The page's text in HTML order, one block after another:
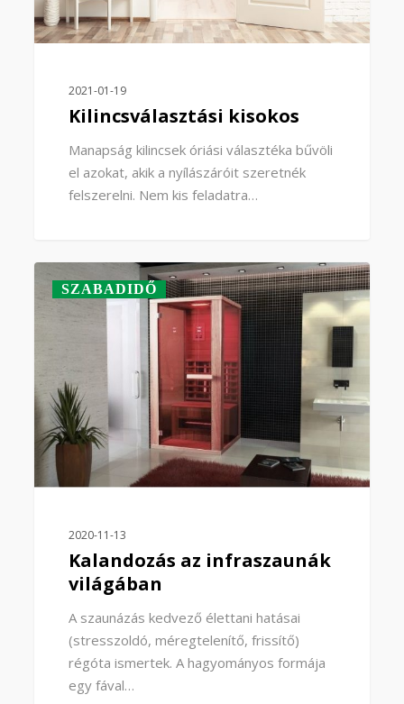
2021-01-19
Kilincsválasztási kisokos
Manapság kilincsek óriási választéka bűvöli
el azokat, akik a nyílászáróit szeretnék
felszerelni. Nem kis feladatra…
SZABADIDŐ
2020-11-13
Kalandozás az infraszaunák
világában
A szaunázás kedvező élettani hatásai
(stresszoldó, méregtelenítő, frissítő)
régóta ismertek. A hagyományos formája
egy fával…
0